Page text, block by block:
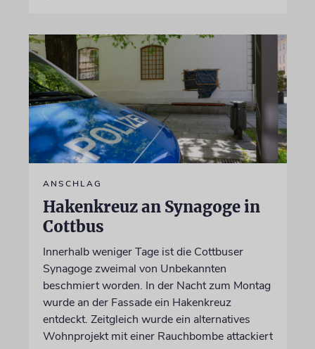
ANSCHLAG
Hakenkreuz an Synagoge in
Cottbus
Innerhalb weniger Tage ist die Cottbuser
Synagoge zweimal von Unbekannten
beschmiert worden. In der Nacht zum Montag
wurde an der Fassade ein Hakenkreuz
entdeckt. Zeitgleich wurde ein alternatives
Wohnprojekt mit einer Rauchbombe attackiert